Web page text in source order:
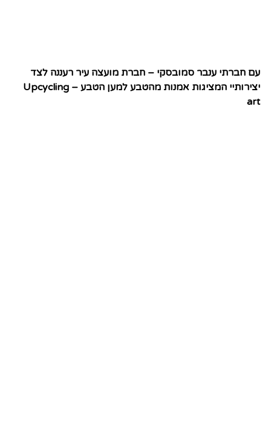
עם חברתי ענבר סמובסקי – חברת מועצה עיר רעננה לצד
יצירותיי המציגות אמנות מהטבע למען הטבע – Upcycling
art